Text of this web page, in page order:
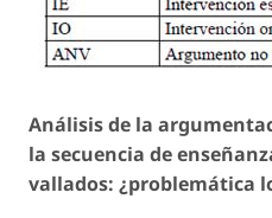
Análisis de la
la secuencia de
vallados: ¿problemática